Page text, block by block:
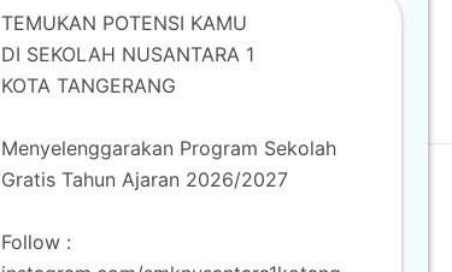
TEMUKAN POTENSI KAMU
DI SEKOLAH NUSANTARA 1
KOTA TANGERANG
Menyelenggarakan Program Sekolah
Gratis Tahun Ajaran 2026/2027
Follow :